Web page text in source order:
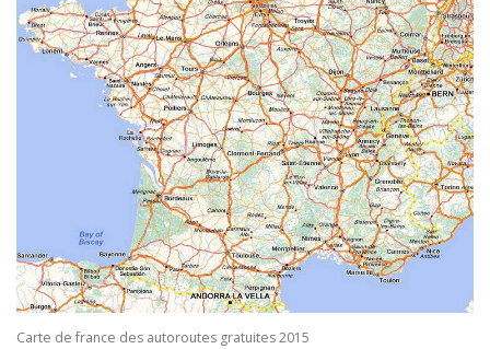
Carte de france des autoroutes gratuites 2015